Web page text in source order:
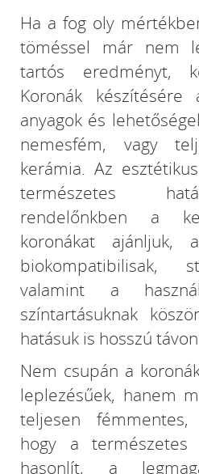
Ha a fog oly
töméssel már nem
tartós eredményt,
Koronák készítésére
anyagok és
nemesfém, vagy
kerámia. Az
természetes
rendelőnkben a
koronákat ajánljuk,
biokompatibilisak,
valamint a
színtartásuknak
hatásuk is hosszú
Nem csupán a
leplezésűek, hanem
teljesen fémmentes,
hogy a természetes
hasonlít, a